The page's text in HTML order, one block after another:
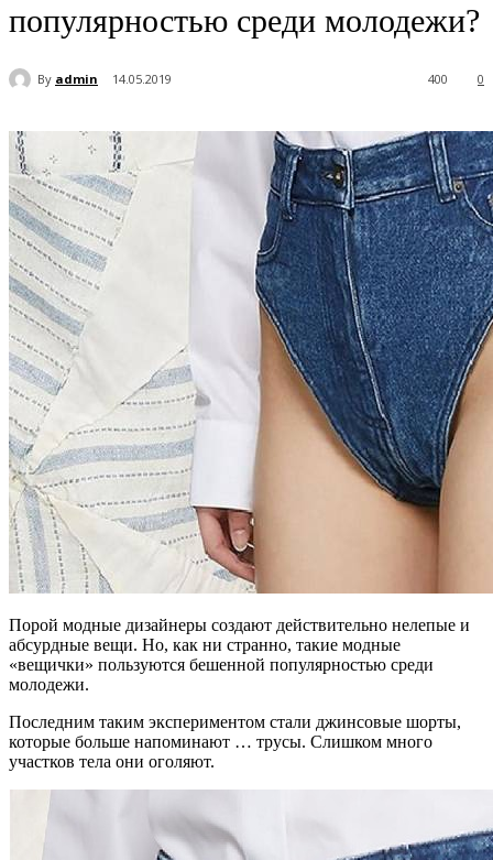
популярностью среди молодежи?
By admin 14.05.2019 0
400
Порой модные дизайнеры создают действительно нелепые и
абсурдные вещи. Но, как ни странно, такие модные
«вещички» пользуются бешенной популярностью среди
молодежи.
Последним таким экспериментом стали джинсовые шорты,
которые больше напоминают … трусы. Слишком много
участков тела они оголяют.